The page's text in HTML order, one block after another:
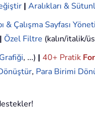
| Aralıkları &
& Çalışma Sayfası
| Özel Filtre (kalın/italik/
, ...) | 40+ Pratik
, Para Birimi